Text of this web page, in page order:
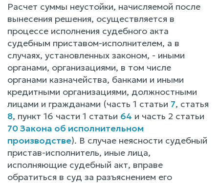
Расчет суммы неустойки, начисляемой после
вынесения решения, осуществляется в
процессе исполнения судебного акта
судебным приставом-исполнителем, а в
случаях, установленных законом, - иными
органами, организациями, в том числе
органами казначейства, банками и иными
кредитными организациями, должностными
лицами и гражданами (часть 1 статьи 7, статья
8, пункт 16 части 1 статьи 64 и часть 2 статьи
70 Закона об исполнительном
производстве). В случае неясности судебный
пристав-исполнитель, иные лица,
исполняющие судебный акт, вправе
обратиться в суд за разъяснением его